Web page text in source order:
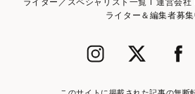
ライター＆編集者募